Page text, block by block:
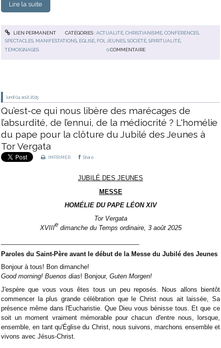
Lire la suite
LIEN PERMANENT CATÉGORIES :ACTUALITÉ, CHRISTIANISME, CONFÉRENCES,
SPECTACLES, MANIFESTATIONS EGLISE FOI JEUNES ,SOCIÉTÉ ,SPIRITUALITÉ
TÉMOIGNAGES
0 COMMENTAIRE
lundi 04 août 2025
Qu’est-ce qui nous libère des marécages de
l’absurdité, de l’ennui, de la médiocrité ? L'homélie
du pape pour la clôture du Jubilé des Jeunes à
Tor Vergata
IMPRIMER Share
JUBILÉ DES JEUNES
MESSE
HOMÉLIE DU PAPE LÉON XIV
Tor Vergata
XVIIIe dimanche du Temps ordinaire, 3 août 2025
Paroles du Saint-Père avant le début de la Messe du Jubilé des Jeunes
Bonjour à tous! Bon dimanche!
Good morning! Buenos dias! Bonjour, Guten Morgen!
J'espère que vous vous êtes tous un peu reposés. Nous allons bientôt
commencer la plus grande célébration que le Christ nous ait laissée, Sa
présence même dans l'Eucharistie. Que Dieu vous bénisse tous. Et que ce
soit un moment vraiment mémorable pour chacun d'entre nous, lorsque,
ensemble, en tant qu'Église du Christ, nous suivons, marchons ensemble et
vivons avec Jésus-Christ.